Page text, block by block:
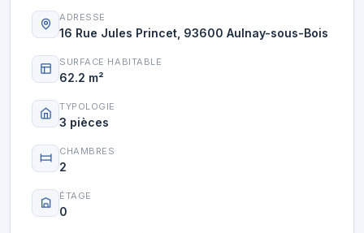
ADRESSE
16 Rue Jules Princet, 93600 Aulnay-sous-Bois
SURFACE HABITABLE
62.2 m²
TYPOLOGIE
3 pièces
CHAMBRES
2
ÉTAGE
0